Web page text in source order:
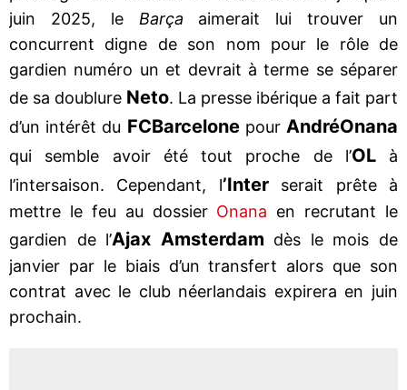
juin 2025, le Barça aimerait lui trouver un
concurrent digne de son nom pour le rôle de
gardien numéro un et devrait à terme se séparer
de sa doublure Neto. La presse ibérique a fait part
d’un intérêt du FCBarcelonepour AndréOnana
qui semble avoir été tout proche de l’OLà
l’intersaison. Cependant, l’Interserait prête à
mettre le feu au dossier Onana en recrutant le
gardien de l’Ajax Amsterdam dès le mois de
janvier par le biais d’un transfert alors que son
contrat avec le club néerlandais expirera en juin
prochain.